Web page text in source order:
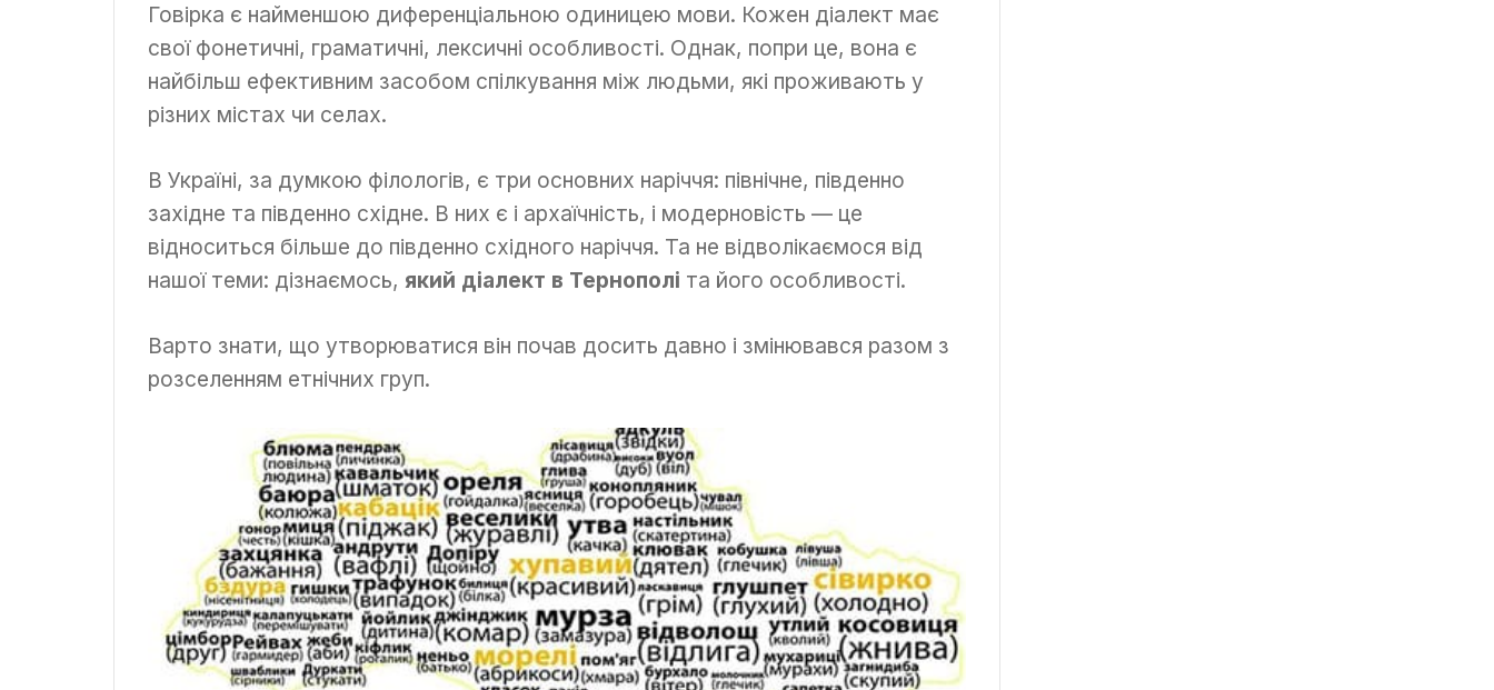
Говірка є найменшою диференціальною одиницею мови. Кожен діалект має
свої фонетичні, граматичні, лексичні особливості. Однак, попри це, вона є
найбільш ефективним засобом спілкування між людьми, які проживають у
різних містах чи селах.
В Україні, за думкою філологів, є три основних наріччя: північне, південно
західне та південно східне. В них є і архаїчність, і модерновість — це
відноситься більше до південно східного наріччя. Та не відволікаємося від
нашої теми: дізнаємось, який діалект в Тернополі та його особливості.
Варто знати, що утворюватися він почав досить давно і змінювався разом з
розселенням етнічних груп.